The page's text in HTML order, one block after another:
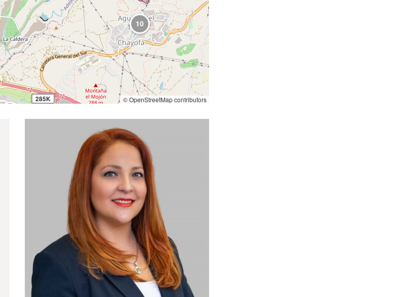
1.8M
285K
10
7
7
© OpenStreetMap contributors